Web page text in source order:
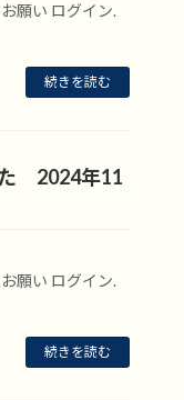
願い ログイン.
続きを読む
た 2024年11
願い ログイン.
続きを読む